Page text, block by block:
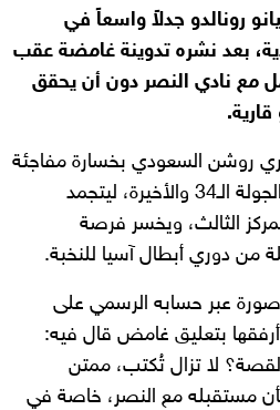
رونالدو جدلاً واسعاً في
بعد نشره تدوينة غامضة عقب
مع نادي النصر دون أن يحقق
روشن السعودي بخسارة مفاجئة
أمام الفتح بنتيجة 3-2 في الجولة الـ34 والأخيرة، ليتجمد
في المركز الثالث، ويخسر فرصة
من دوري أبطال آسيا للنخبة.
صورة عبر حسابه الرسمي على
بتعليق غامض قال فيه:
لا تزال تُكتب، ممتن
مستقبله مع النصر، خاصة في